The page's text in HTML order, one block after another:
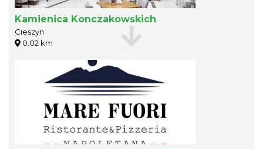
Kamienica Konczakowskich
Cieszyn
0.02 km